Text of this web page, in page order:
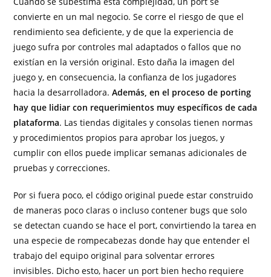
convierte en un mal negocio. Se corre el riesgo de que el
rendimiento sea deficiente, y de que la experiencia de
juego sufra por controles mal adaptados o fallos que no
existían en la versión original. Esto daña la imagen del
juego y, en consecuencia, la confianza de los jugadores
hacia la desarrolladora.Además, en el proceso de porting
hay que lidiar con requerimientos muy específicos de cada
plataforma. Las tiendas digitales y consolas tienen normas
y procedimientos propios para aprobar los juegos, y
cumplir con ellos puede implicar semanas adicionales de
pruebas y correcciones.
Por si fuera poco, el código original puede estar construido
de maneras poco claras o incluso contener bugs que solo
se detectan cuando se hace el port, convirtiendo la tarea en
una especie de rompecabezas donde hay que entender el
trabajo del equipo original para solventar errores
invisibles. Dicho esto, hacer un port bien hecho requiere